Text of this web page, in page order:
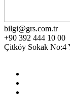
bilgi@grs.com.tr
+90 392 444 10 00
Çitköy Sokak No:4